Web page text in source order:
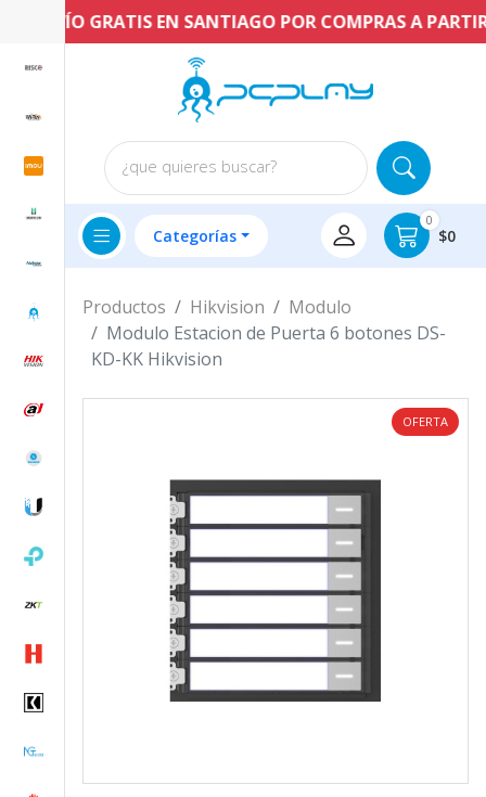
ENVÍO GRATIS EN SANTIAGO POR COMPRAS A PARTIR
¿que quieres buscar?
Categorías
0
$0
Productos Hikvision
Modulo
Modulo Estacion de Puerta 6 botones DS-
KD-KK Hikvision
OFERTA